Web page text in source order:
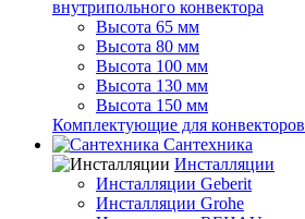
внутрипольного конвектора
Высота 65 мм
Высота 80 мм
Высота 100 мм
Высота 130 мм
Высота 150 мм
Комплектующие для конвекторов
Сантехника
Инсталляции
Инсталляции Geberit
Инсталляции Grohe